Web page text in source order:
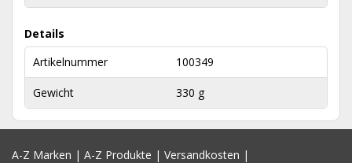
Details
Artikelnummer
100349
Gewicht 330 g
A-Z Marken | A-Z Produkte | Versandkosten |